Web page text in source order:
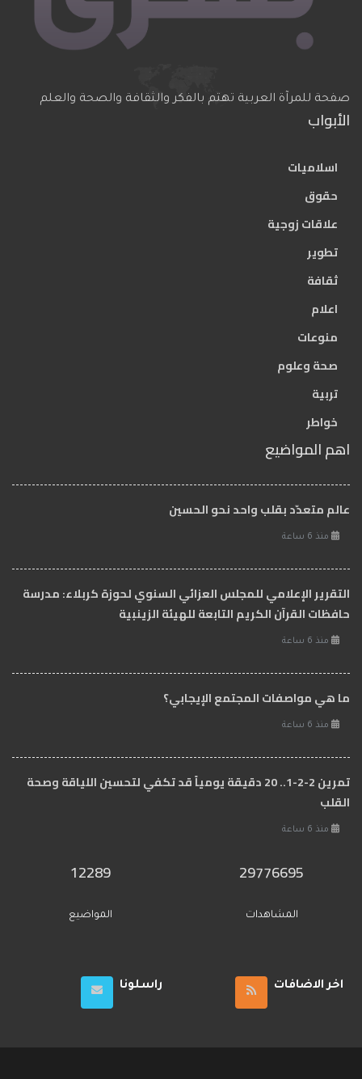
صفحة للمرآة العربية تهتم بالفكر والثقافة والصحة والعلم
الأبواب
اسلاميات
حقوق
علاقات زوجية
تطوير
ثقافة
اعلام
منوعات
صحة وعلوم
تربية
خواطر
اهم المواضيع
عالم متعدّد بقلب واحد نحو الحسين
منذ 6 ساعة
التقرير الإعلامي للمجلس العزائي السنوي لحوزة كربلاء: مدرسة
حافظات القرآن الكريم التابعة للهيئة الزينبية
منذ 6 ساعة
ما هي مواصفات المجتمع الإيجابي؟
منذ 6 ساعة
تمرين 2-2-1.. 20 دقيقة يومياً قد تكفي لتحسين اللياقة وصحة
القلب
منذ 6 ساعة
29776695
المشاهدات
12289
المواضيع
اخر الاضافات راسلونا